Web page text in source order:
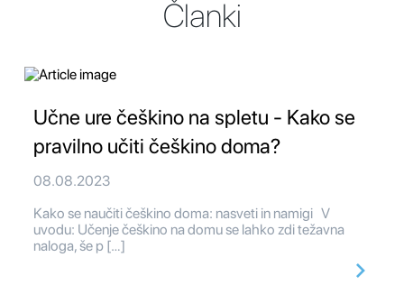
Članki
Učne ure češkino na spletu - Kako se
pravilno učiti češkino doma?
08.08.2023
Kako se naučiti češkino doma: nasveti in namigi V
uvodu: Učenje češkino na domu se lahko zdi težavna
naloga, še p […]